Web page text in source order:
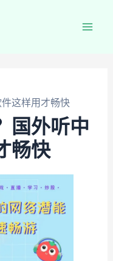
这样用才畅快
国外听中
畅快